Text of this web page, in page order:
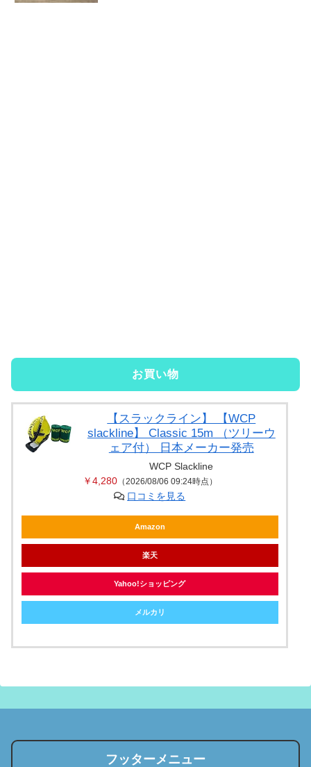
お買い物
【スラックライン】 【WCP
slackline】 Classic 15m （ツリーウ
ェア付） 日本メーカー発売
WCP Slackline
￥4,280（2026/08/06 09:24時点）
口コミを見る
Amazon
楽天
Yahoo!ショッピング
メルカリ
フッターメニュー